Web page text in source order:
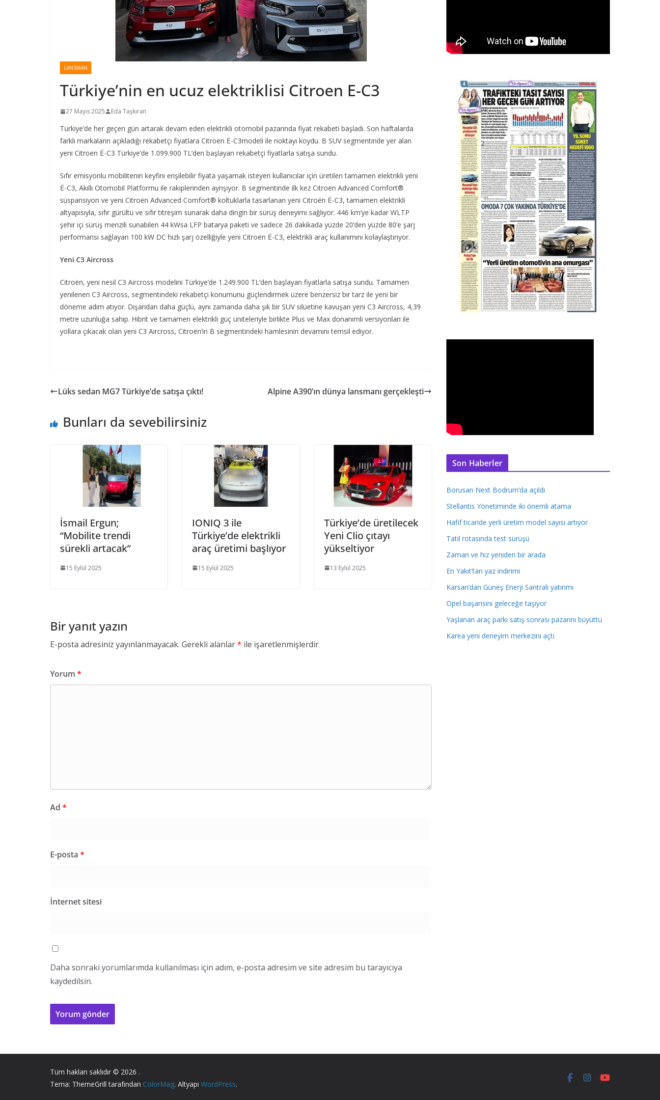
LANSMAN
Türkiye’nin en ucuz elektriklisi Citroen E-C3
27 Mayıs 2025 Eda Taşkıran
Türkiye’de her geçen gün artarak devam eden elektrikli otomobil pazarında fiyat rekabeti başladı. Son haftalarda
farklı markaların açıkladığı rekabetçi fiyatlara Citroen Ë-C3modeli ile noktayı koydu. B SUV segmentinde yer alan
yeni Citroen Ë-C3 Türkiye’de 1.099.900 TL’den başlayan rekabetçi fiyatlarla satışa sundu.
Sıfır emisyonlu mobilitenin keyfini erişilebilir fiyata yaşamak isteyen kullanıcılar için üretilen tamamen elektrikli yeni
Ë-C3, Akıllı Otomobil Platformu ile rakiplerinden ayrışıyor. B segmentinde ilk kez Citroën Advanced Comfort®
süspansiyon ve yeni Citroën Advanced Comfort® koltuklarla tasarlanan yeni Citroën Ë-C3, tamamen elektrikli
altyapısıyla, sıfır gürültü ve sıfır titreşim sunarak daha dingin bir sürüş deneyimi sağlıyor. 446 km’ye kadar WLTP
şehir içi sürüş menzili sunabilen 44 kWsa LFP batarya paketi ve sadece 26 dakikada yüzde 20’den yüzde 80’e şarj
performansı sağlayan 100 kW DC hızlı şarj özelliğiyle yeni Citroën Ë-C3, elektrikli araç kullanımını kolaylaştırıyor.
Yeni C3 Aircross
Citroën, yeni nesil C3 Aircross modelini Türkiye’de 1.249.900 TL’den başlayan fiyatlarla satışa sundu. Tamamen
yenilenen C3 Aircross, segmentindeki rekabetçi konumunu güçlendirmek üzere benzersiz bir tarz ile yeni bir
döneme adım atıyor. Dışarıdan daha güçlü, aynı zamanda daha şık bir SUV silüetine kavuşan yeni C3 Aircross, 4,39
metre uzunluğa sahip. Hibrit ve tamamen elektrikli güç üniteleriyle birlikte Plus ve Max donanımlı versiyonları ile
yollara çıkacak olan yeni C3 Aircross, Citroën’in B segmentindeki hamlesinin devamını temsil ediyor.
Lüks sedan MG7 Türkiye’de satışa çıktı! Alpine A390’ın dünya lansmanı gerçekleşti
Bunları da sevebilirsiniz
İsmail Ergun;
“Mobilite trendi
sürekli artacak”
15 Eylül 2025
IONIQ 3 ile
Türkiye’de elektrikli
araç üretimi başlıyor
15 Eylül 2025
Türkiye’de üretilecek
Yeni Clio çıtayı
yükseltiyor
13 Eylül 2025
Bir yanıt yazın
E-posta adresiniz yayınlanmayacak. Gerekli alanlar* ile işaretlenmişlerdir
Yorum *
Ad *
E-posta *
İnternet sitesi
Daha sonraki yorumlarımda kullanılması için adım, e-posta adresim ve site adresim bu tarayıcıya
kaydedilsin.
Son Haberler
Borusan Next Bodrum’da açıldı
Stellantis Yönetiminde iki önemli atama
Hafif ticaride yerli üretim model sayısı artıyor
Tatil rotasında test sürüşü
Zaman ve hız yeniden bir arada
En Yakıt’tan yaz indirimi
Karsan’dan Güneş Enerji Santrali yatırımı
Opel başarısını geleceğe taşıyor
Yaşlanan araç parkı satış sonrası pazarını büyüttü
Karea yeni deneyim merkezini açtı
Tüm hakları saklıdır © 2026 .
Tema: ThemeGrill tarafından ColorMag. Altyapı WordPress.